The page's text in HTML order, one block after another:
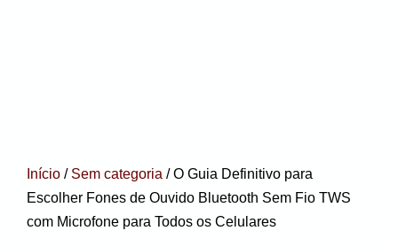
Início / Sem categoria / O Guia Definitivo para
Escolher Fones de Ouvido Bluetooth Sem Fio TWS
com Microfone para Todos os Celulares